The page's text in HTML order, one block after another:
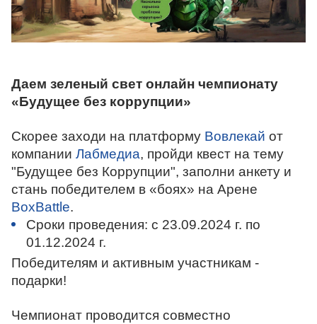
Даем зеленый свет онлайн чемпионату
«Будущее без коррупции»
Скорее заходи на платформу Вовлекай от
компании Лабмедиа, пройди квест на тему
"Будущее без Коррупции", заполни анкету и
стань победителем в «боях» на Арене
BoxBattle.
Сроки проведения: с 23.09.2024 г. по
01.12.2024 г.
Победителям и активным участникам -
подарки!
Чемпионат проводится совместно